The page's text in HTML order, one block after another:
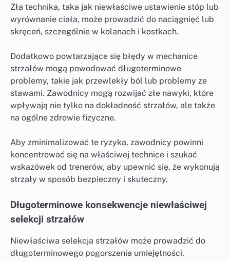
Zła technika, taka jak niewłaściwe ustawienie stóp lub
wyrównanie ciała, może prowadzić do naciągnięć lub
skręceń, szczególnie w kolanach i kostkach.
Dodatkowo powtarzające się błędy w mechanice
strzałów mogą powodować długoterminowe
problemy, takie jak przewlekły ból lub problemy ze
stawami. Zawodnicy mogą rozwijać złe nawyki, które
wpływają nie tylko na dokładność strzałów, ale także
na ogólne zdrowie fizyczne.
Aby zminimalizować te ryzyka, zawodnicy powinni
koncentrować się na właściwej technice i szukać
wskazówek od trenerów, aby upewnić się, że wykonują
strzały w sposób bezpieczny i skuteczny.
Długoterminowe konsekwencje niewłaściwej
selekcji strzałów
Niewłaściwa selekcja strzałów może prowadzić do
długoterminowego pogorszenia umiejętności.